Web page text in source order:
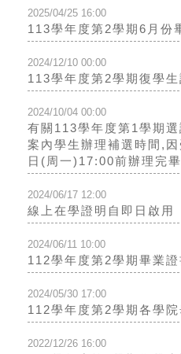
2025/04/25 16:00
113學年度第2學期6月份
2024/12/10 00:00
113學年度第2學期復學生
2024/10/04 00:00
有關113學年度第1學期
案內學生辦理補選時間,
日(周一)17:00前辦理完畢
2024/06/17 12:00
線上在學證明自即日啟用
2024/06/11 10:00
112學年度第2學期畢業
2024/05/30 17:00
112學年度第2學期各學
2022/12/26 16:00